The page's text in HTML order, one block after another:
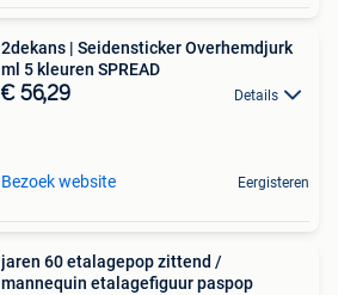
2dekans | Seidensticker Overhemdjurk
ml 5 kleuren SPREAD
€ 56,29 Details
Bezoek website Eergisteren
jaren 60 etalagepop zittend /
mannequin etalagefiguur paspop